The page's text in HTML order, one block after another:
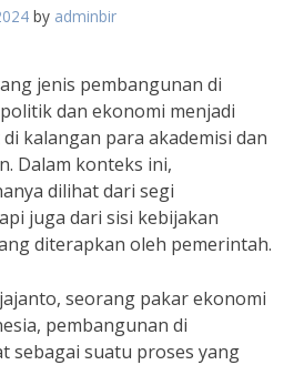
by adminbir
jenis pembangunan di
dan ekonomi menjadi
kalangan para akademisi dan
Dalam konteks ini,
dilihat dari segi
juga dari sisi kebijakan
diterapkan oleh pemerintah.
seorang pakar ekonomi
pembangunan di
sebagai suatu proses yang